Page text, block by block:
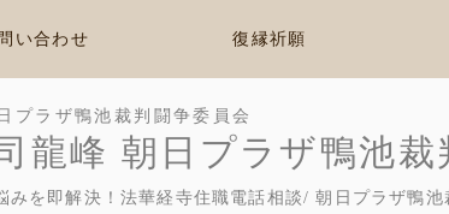
プラザ鴨池裁判闘争委員会
龍峰 朝日プラザ鴨池裁
みを即解決！法華経寺住職電話相談/ 朝日プラザ鴨
い合わせ 復縁祈願